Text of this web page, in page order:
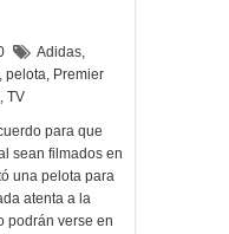
Adidas,
, pelota, Premier
, TV
para que
sean filmados en
una pelota para
atenta a la
podrán verse en